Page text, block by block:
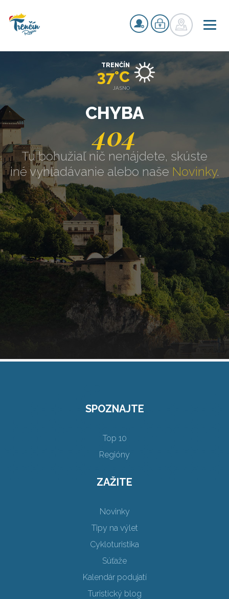
CHYBA
404
Tu bohužiaľ nič nenájdete, skúste
iné vyhľadávanie alebo naše Novinky.
TRENČÍN
37°C
JASNO
SPOZNAJTE
Top 10
Regióny
ZAŽITE
Novinky
Tipy na výlet
Cykloturistika
Súťaže
Kalendár podujatí
Turistický blog